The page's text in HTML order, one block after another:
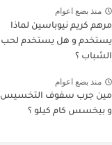
منذ بضع اعوام
مرهم كريم نيوباسين لماذا
يستخدم و هل يستخدم لحب
الشباب ؟
منذ بضع اعوام
مين جرب سفوف التخسيس
و بيخسس كام كيلو ؟